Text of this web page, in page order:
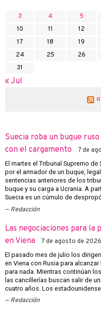
3
4 5
10
11 12
17
18 19
24
25 26
31
« Jul
Suecia roba un buque
con el cargamento
7 de
El martes el Tribunal Supremo
por el armador de un buque,
sentencias anteriores de los
buque y su carga a Ucrania. A
Suecia es un cúmulo de
Redacción
Las negociaciones para la
en Viena
7 de agosto de 2026
El pasado mes de julio los
en Viena con Rusia para
para nada. Mientras continúan
las cancillerías buscan salir de
cuatro años. Los
Redacción